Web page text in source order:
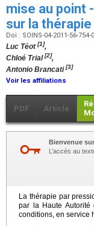
mise au point
sur la
Doi : SOINS-04-2011-56-
Luc Téot[1],
Chloé Trial[2],
Antonio Brancati[3]
Voir les affiliations
PDF Article
Bienvenue
L’accès au
La thérapie par
par la Haute Autorité
conditions, en service